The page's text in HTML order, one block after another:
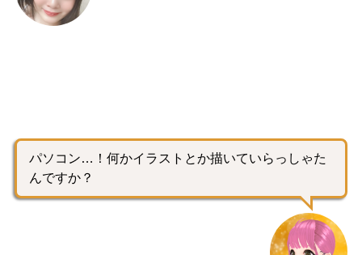
パソコン…！何かイラストとか描いていらっしゃた
んですか？